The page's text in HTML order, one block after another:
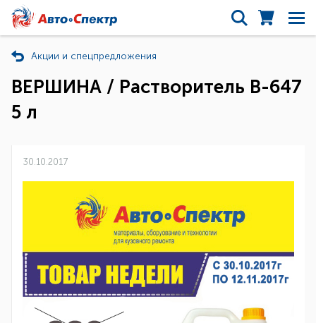
Акции и спецпредложения
ВЕРШИНА / Растворитель В-647
5 л
30.10.2017